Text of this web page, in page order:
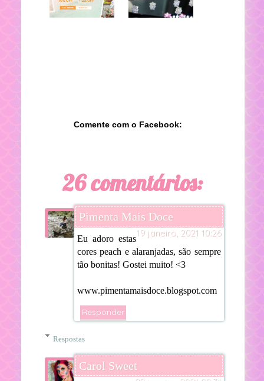
Comente com o Facebook:
26 comentários:
Pimenta Mais Doce
19 janeiro, 2021 10:26
Eu adoro estas
cores peach e alaranjadas, são sempre
tão bonitas! Gostei muito! <3
www.pimentamaisdoce.blogspot.com
Responder
Respostas
Carol Sweet